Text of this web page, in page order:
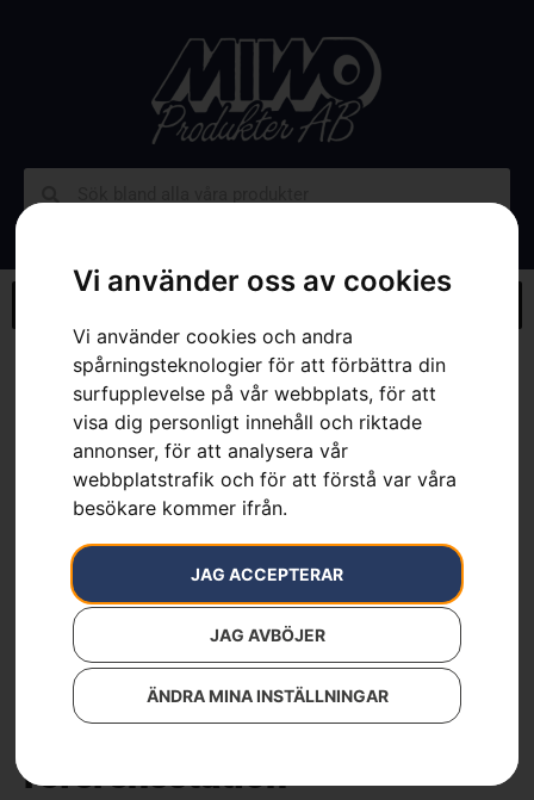
Vi använder oss av cookies
Vi använder cookies och andra
spårningsteknologier för att förbättra din
surfupplevelse på vår webbplats, för att
visa dig personligt innehåll och riktade
annonser, för att analysera vår
webbplatstrafik och för att förstå var våra
besökare kommer ifrån.
JAG ACCEPTERAR
JAG AVBÖJER
ÄNDRA MINA INSTÄLLNINGAR
»Webbutik»Hållare, EPOS referensstation
Hållare, EPOS
referensstation